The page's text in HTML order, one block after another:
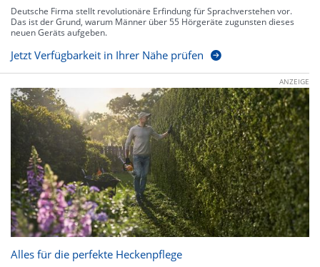
Deutsche Firma stellt revolutionäre Erfindung für Sprachverstehen vor.
Das ist der Grund, warum Männer über 55 Hörgeräte zugunsten dieses
neuen Geräts aufgeben.
Jetzt Verfügbarkeit in Ihrer Nähe prüfen
ANZEIGE
Alles für die perfekte Heckenpflege